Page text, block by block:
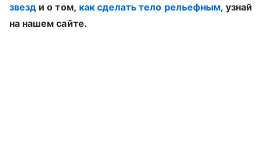
звезд и о том, как сделать тело рельефным, узнай
на нашем сайте.